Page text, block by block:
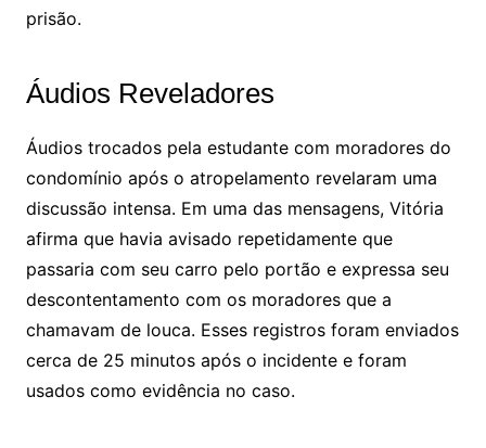
prisão.
Áudios Reveladores
Áudios trocados pela estudante com moradores do
condomínio após o atropelamento revelaram uma
discussão intensa. Em uma das mensagens, Vitória
afirma que havia avisado repetidamente que
passaria com seu carro pelo portão e expressa seu
descontentamento com os moradores que a
chamavam de louca. Esses registros foram enviados
cerca de 25 minutos após o incidente e foram
usados como evidência no caso.